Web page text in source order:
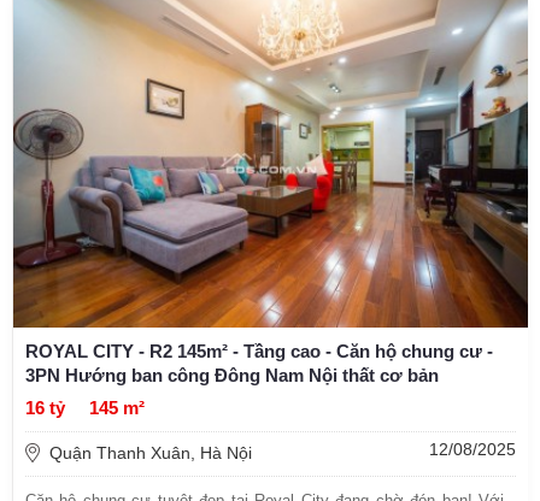
ROYAL CITY - R2 145m² - Tầng cao - Căn hộ chung cư -
3PN Hướng ban công Đông Nam Nội thất cơ bản
16 tỷ
145 m²
Quận Thanh Xuân, Hà Nội 12/08/2025